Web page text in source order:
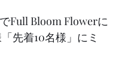
Full Bloom Flowerに
先着10名様」にミ